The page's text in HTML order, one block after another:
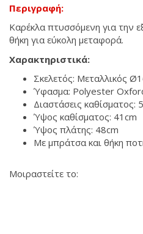
Περιγραφή:
Καρέκλα πτυσσόμενη για την
θήκη για εύκολη μεταφορά.
Χαρακτηριστικά:
Σκελετός: Μεταλλικός
Ύφασμα: Polyester
Διαστάσεις καθίσματος:
Ύψος καθίσματος: 41cm
Ύψος πλάτης: 48cm
Με μπράτσα και θήκη
Μοιραστείτε το: